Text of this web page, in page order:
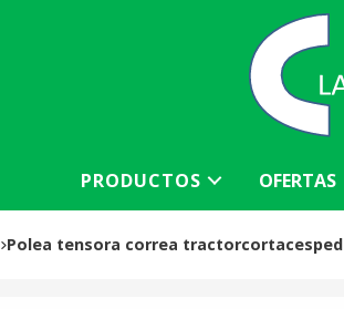
PRODUCTOS OFERTAS
Polea tensora correa tractorcortacesped